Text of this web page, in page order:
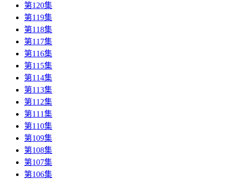
第120集
第119集
第118集
第117集
第116集
第115集
第114集
第113集
第112集
第111集
第110集
第109集
第108集
第107集
第106集